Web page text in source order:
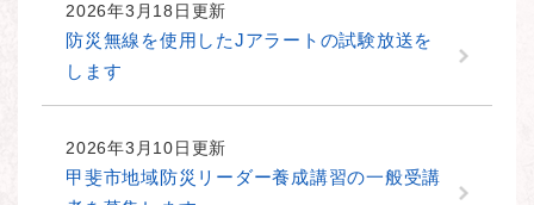
2026年3月18日更新
防災無線を使用したJアラートの試験放送を
します
2026年3月10日更新
甲斐市地域防災リーダー養成講習の一般受講